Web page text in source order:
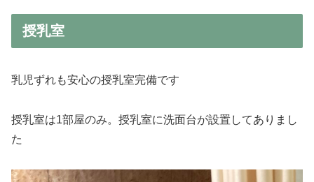
授乳室
乳児ずれも安心の授乳室完備です
授乳室は1部屋のみ。授乳室に洗面台が設置してありまし
た